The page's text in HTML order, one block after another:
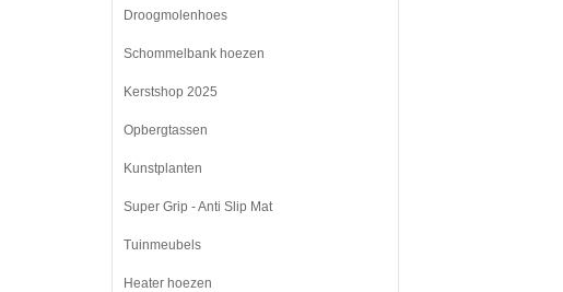
Droogmolenhoes
Schommelbank hoezen
Kerstshop 2025
Opbergtassen
Kunstplanten
Super Grip - Anti Slip Mat
Tuinmeubels
Heater hoezen